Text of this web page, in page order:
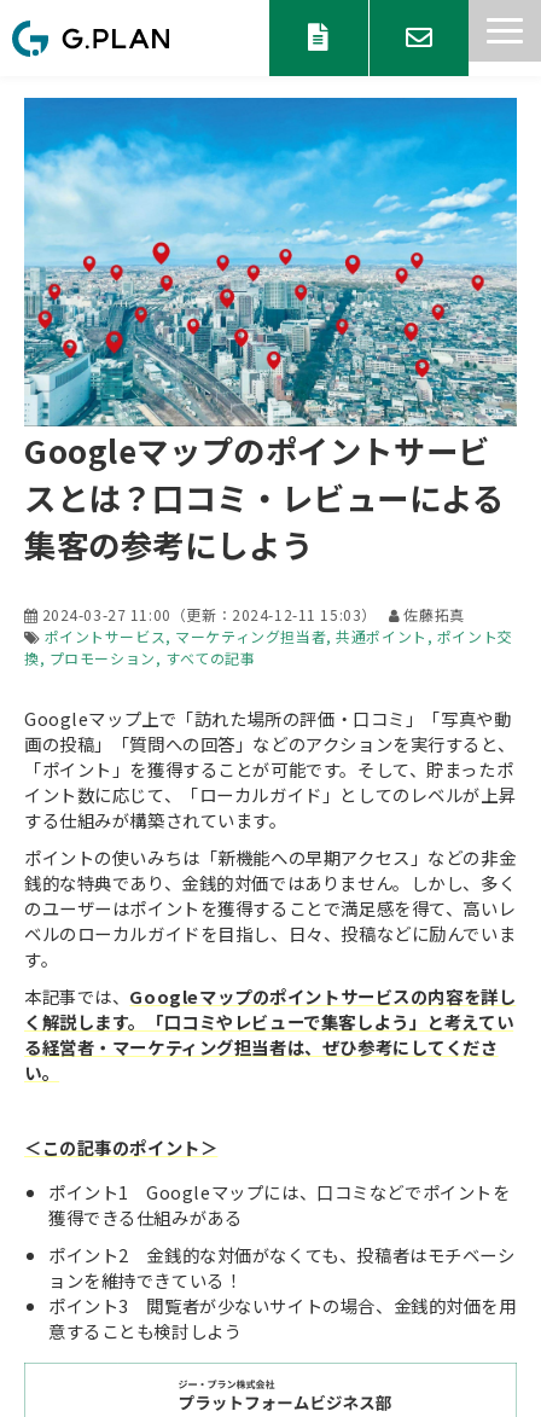
サービス一覧
目的からサービスを探す
セミナー 情報
協業パートナー募集
ブログ
お知らせ
Googleマップのポイントサービ
スとは？口コミ・レビューによる
集客の参考にしよう
2024-03-27 11:00 （更新： 2024-12-11 15:03）
佐藤拓真
ポイントサービス
マーケティング担当者 共通ポイント
ポイント交
換 プロモーション すべての記事
Googleマップ上で「訪れた場所の評価・口コミ」「写真や動
画の投稿」「質問への回答」などのアクションを実行すると、
「ポイント」を獲得することが可能です。そして、貯まったポ
イント数に応じて、「ローカルガイド」としてのレベルが上昇
する仕組みが構築されています。
ポイントの使いみちは「新機能への早期アクセス」などの非金
銭的な特典であり、金銭的対価ではありません。しかし、多く
のユーザーはポイントを獲得することで満足感を得て、高いレ
ベルのローカルガイドを目指し、日々、投稿などに励んでいま
す。
本記事では、 Googleマップのポイントサービスの内容を詳し
く解説します。「口コミやレビューで集客しよう」と考えてい
る経営者・マーケティング担当者は、ぜひ参考にしてくださ
い。
＜この記事のポイント＞
ポイント1 Googleマップには、口コミなどでポイントを
獲得できる仕組みがある
ポイント2 金銭的な対価がなくても、投稿者はモチベーシ
ョンを維持できている！
ポイント3 閲覧者が少ないサイトの場合、金銭的対価を用
意することも検討しよう